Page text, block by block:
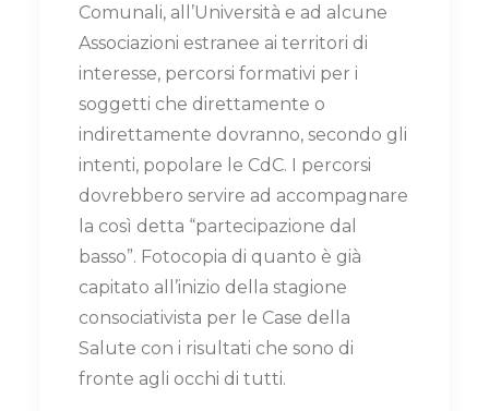
Comunali, all’Università e ad alcune
Associazioni estranee ai territori di
interesse, percorsi formativi per i
soggetti che direttamente o
indirettamente dovranno, secondo gli
intenti, popolare le CdC. I percorsi
dovrebbero servire ad accompagnare
la così detta “partecipazione dal
basso”. Fotocopia di quanto è già
capitato all’inizio della stagione
consociativista per le Case della
Salute con i risultati che sono di
fronte agli occhi di tutti.